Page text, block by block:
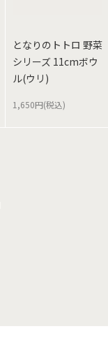
となりのトトロ 野菜
シリーズ 11cmボウ
ル(ウリ)
1,650円(税込)